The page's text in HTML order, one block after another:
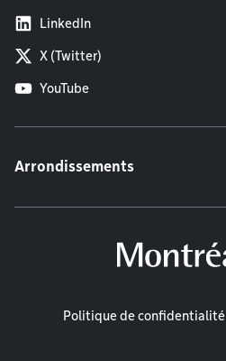
LinkedIn
X (Twitter)
YouTube
Arrondissements
Mentions légales
Politique de confidentialité